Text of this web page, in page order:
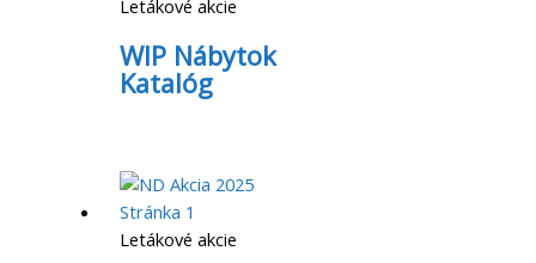
Letákové akcie
WIP Nábytok
Katalóg
Letákové akcie